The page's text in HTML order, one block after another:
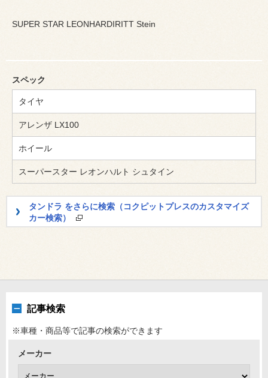
SUPER STAR LEONHARDIRITT Stein
スペック
タイヤ
アレンザ LX100
ホイール
スーパースター レオンハルト シュタイン
タンドラ をさらに検索（コクピットプレスのカスタマイズ
カー検索）
記事検索
※車種・商品等で記事の検索ができます
メーカー